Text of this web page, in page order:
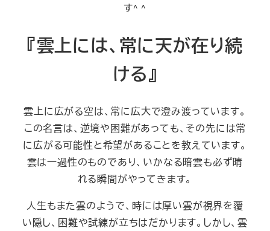
す^ ^
『雲上には、常に天が在り続
ける』
雲上に広がる空は、常に広大で澄み渡っています。
この名言は、逆境や困難があっても、その先には常
に広がる可能性と希望があることを教えています。
雲は一過性のものであり、いかなる暗雲も必ず晴
れる瞬間がやってきます。
人生もまた雲のようで、時には厚い雲が視界を覆
い隠し、困難や試練が立ちはだかります。しかし、雲